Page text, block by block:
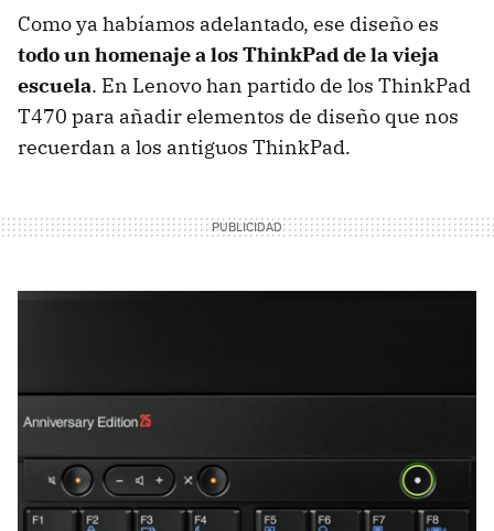
Como ya habíamos adelantado, ese diseño es
todo un homenaje a los ThinkPad de la vieja
escuela. En Lenovo han partido de los ThinkPad
T470 para añadir elementos de diseño que nos
recuerdan a los antiguos ThinkPad.